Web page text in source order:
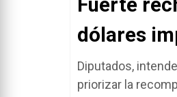
Fuerte
dólares
Diputados,
priorizar la